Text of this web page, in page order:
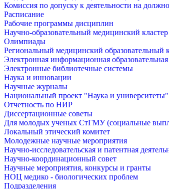
Комиссия по допуску к деятельности на
Расписание
Рабочие программы дисциплин
Научно-образовательный медицинский
Олимпиады
Региональный медицинский образовательный
Электронная информационная образовательная
Электронные библиотечные системы
Наука и инновации
Научные журналы
Национальный проект "Наука и университеты"
Отчетность по НИР
Диссертационные советы
Для молодых ученых СтГМУ (социальные
Локальный этический комитет
Молодежные научные мероприятия
Научно-исследовательская и патентная
Научно-координационный совет
Научные мероприятия, конкурсы и гранты
НОЦ медико - биологических проблем
Подразделения